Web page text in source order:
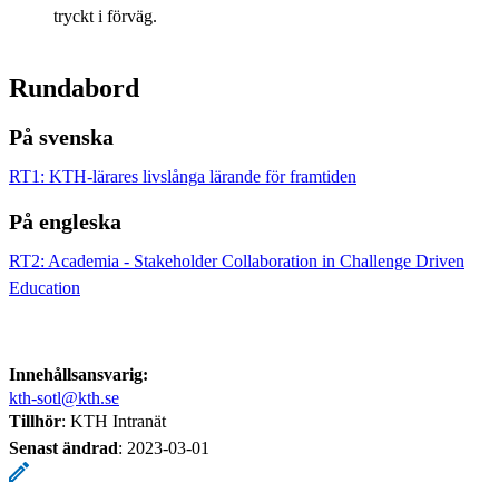
tryckt i förväg.
Rundabord
På svenska
RT1: KTH-lärares livslånga lärande för framtiden
På engleska
RT2: Academia - Stakeholder Collaboration in Challenge Driven
Education
Innehållsansvarig:
kth-sotl@kth.se
Tillhör: KTH Intranät
Senast ändrad: 2023-03-01